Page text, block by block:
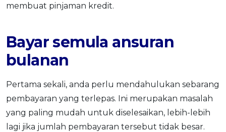
membuat pinjaman kredit.
Bayar semula ansuran
bulanan
Pertama sekali, anda perlu mendahulukan sebarang
pembayaran yang terlepas. Ini merupakan masalah
yang paling mudah untuk diselesaikan, lebih-lebih
lagi jika jumlah pembayaran tersebut tidak besar.